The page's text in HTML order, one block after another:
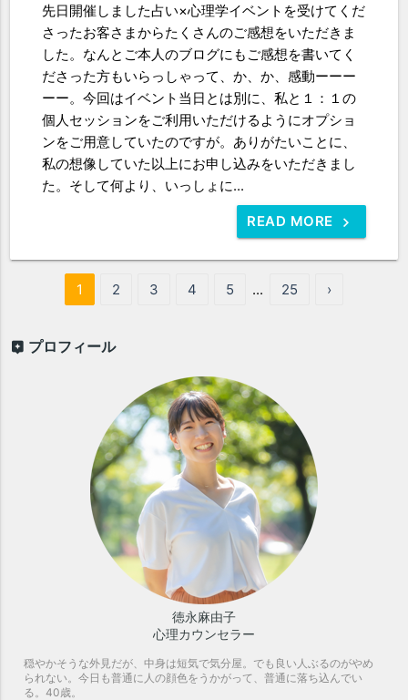
先日開催しました占い×心理学イベントを受けてくだ
さったお客さまからたくさんのご感想をいただきま
した。なんとご本人のブログにもご感想を書いてく
ださった方もいらっしゃって、か、か、感動ーーー
ーー。今回はイベント当日とは別に、私と１：１の
個人セッションをご利用いただけるようにオプショ
ンをご用意していたのですが。ありがたいことに、
私の想像していた以上にお申し込みをいただきまし
た。そして何より、いっしょに...
READ MORE
1 2 3 4 5 ... 25 ›
プロフィール
徳永麻由子
心理カウンセラー
穏やかそうな外見だが、中身は短気で気分屋。でも良い人ぶるのがやめ
られない。今日も普通に人の顔色をうかがって、普通に落ち込んでい
る。40歳。